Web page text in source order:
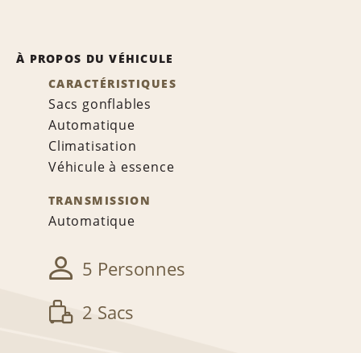
À PROPOS DU VÉHICULE
CARACTÉRISTIQUES
Sacs gonflables
Automatique
Climatisation
Véhicule à essence
TRANSMISSION
Automatique
5 Personnes
2 Sacs